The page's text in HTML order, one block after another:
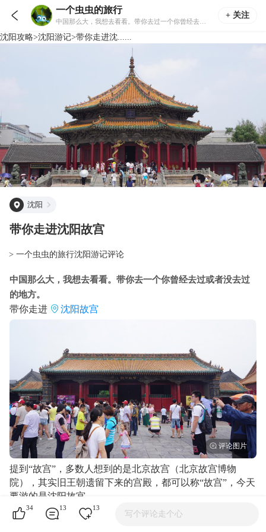
 一个虫虫的旅行
+ 关注
沈阳攻略>沈阳游记>带你走进沈......
沈阳
带你走进沈阳故宫
> 一个虫虫的旅行沈阳游记评论
中国那么大，我想去看看。带你去一个你曾经去过或者没去过
的地方。
带你走进 沈阳故宫
提到“故宫”，多数人想到的是北京故宫（北京故宫博物
院），其实旧王朝遗留下来的宫殿，都可以称“故宫”，今天
要游的是沈阳故宫。
34 13 13
写个评论走个心